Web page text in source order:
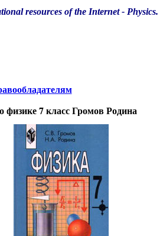
resources of the Internet- Physics.
физике 7 класс Громов Родина